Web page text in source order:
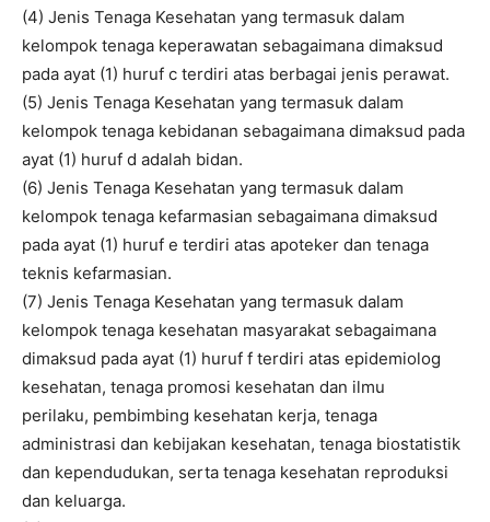
(4) Jenis Tenaga Kesehatan yang termasuk dalam
kelompok tenaga keperawatan sebagaimana dimaksud
pada ayat (1) huruf c terdiri atas berbagai jenis perawat.
(5) Jenis Tenaga Kesehatan yang termasuk dalam
kelompok tenaga kebidanan sebagaimana dimaksud pada
ayat (1) huruf d adalah bidan.
(6) Jenis Tenaga Kesehatan yang termasuk dalam
kelompok tenaga kefarmasian sebagaimana dimaksud
pada ayat (1) huruf e terdiri atas apoteker dan tenaga
teknis kefarmasian.
(7) Jenis Tenaga Kesehatan yang termasuk dalam
kelompok tenaga kesehatan masyarakat sebagaimana
dimaksud pada ayat (1) huruf f terdiri atas epidemiolog
kesehatan, tenaga promosi kesehatan dan ilmu
perilaku, pembimbing kesehatan kerja, tenaga
administrasi dan kebijakan kesehatan, tenaga biostatistik
dan kependudukan, serta tenaga kesehatan reproduksi
dan keluarga.